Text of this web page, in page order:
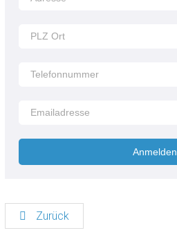
Anmelden
Zurück